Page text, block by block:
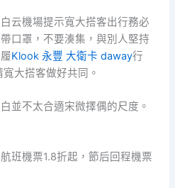
云機場提示寬大搭客出行務必
口罩，不要湊集，與別人堅持
Klook 永豐 大衛卡 daway行
大搭客做好共同。
並不太合適宋微擇偶的尺度。
班機票1.8折起，節后回程機票